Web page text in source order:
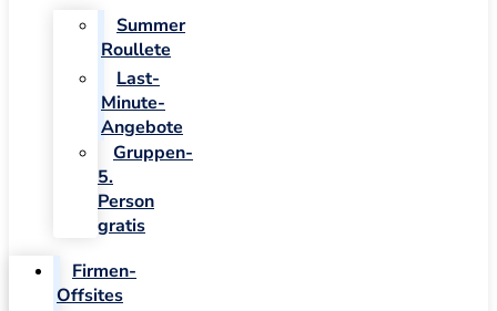
Summer
Roullete
Last-
Minute-
Angebote
Gruppen-
5.
Person
gratis
Firmen-
Offsites